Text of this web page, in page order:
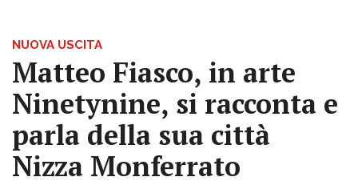
NUOVA USCITA
Matteo Fiasco, in arte
Ninetynine, si racconta e
parla della sua città
Nizza Monferrato